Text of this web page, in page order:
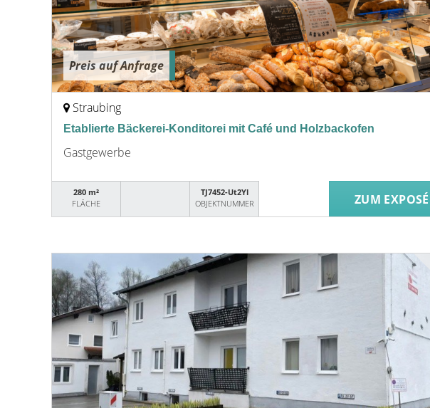
Preis auf Anfrage
Straubing
Etablierte Bäckerei-Konditorei mit Café und Holzbackofen
Gastgewerbe
280 m²
FLÄCHE
TJ7452-Ut2Yl
OBJEKTNUMMER
ZUM EXPOSÉ